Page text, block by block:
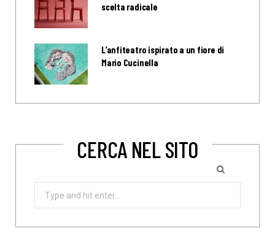
scelta radicale
L’anfiteatro ispirato a un fiore di
Mario Cucinella
CERCA NEL SITO